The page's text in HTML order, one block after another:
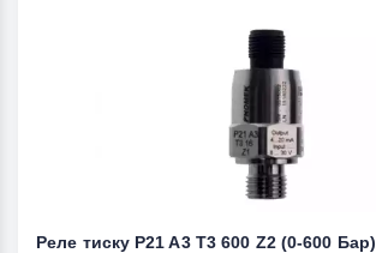
Реле тиску P21 A3 T3 600 Z2 (0-600 Бар)